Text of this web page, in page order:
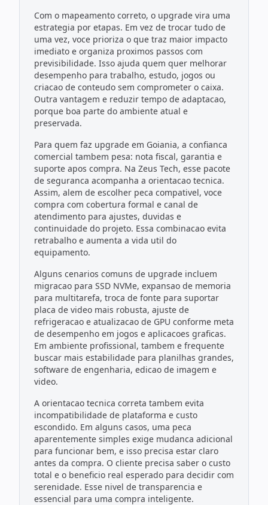
Com o mapeamento correto, o upgrade vira uma
estrategia por etapas. Em vez de trocar tudo de
uma vez, voce prioriza o que traz maior impacto
imediato e organiza proximos passos com
previsibilidade. Isso ajuda quem quer melhorar
desempenho para trabalho, estudo, jogos ou
criacao de conteudo sem comprometer o caixa.
Outra vantagem e reduzir tempo de adaptacao,
porque boa parte do ambiente atual e
preservada.
Para quem faz upgrade em Goiania, a confianca
comercial tambem pesa: nota fiscal, garantia e
suporte apos compra. Na Zeus Tech, esse pacote
de seguranca acompanha a orientacao tecnica.
Assim, alem de escolher peca compativel, voce
compra com cobertura formal e canal de
atendimento para ajustes, duvidas e
continuidade do projeto. Essa combinacao evita
retrabalho e aumenta a vida util do
equipamento.
Alguns cenarios comuns de upgrade incluem
migracao para SSD NVMe, expansao de memoria
para multitarefa, troca de fonte para suportar
placa de video mais robusta, ajuste de
refrigeracao e atualizacao de GPU conforme meta
de desempenho em jogos e aplicacoes graficas.
Em ambiente profissional, tambem e frequente
buscar mais estabilidade para planilhas grandes,
software de engenharia, edicao de imagem e
video.
A orientacao tecnica correta tambem evita
incompatibilidade de plataforma e custo
escondido. Em alguns casos, uma peca
aparentemente simples exige mudanca adicional
para funcionar bem, e isso precisa estar claro
antes da compra. O cliente precisa saber o custo
total e o beneficio real esperado para decidir com
serenidade. Esse nivel de transparencia e
essencial para uma compra inteligente.